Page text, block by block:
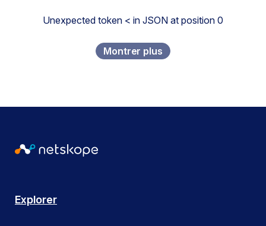
Unexpected token < in JSON at position 0
Montrer plus
Explorer